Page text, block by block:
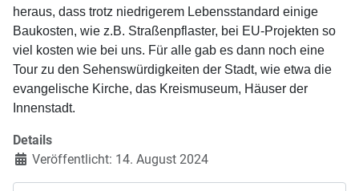
heraus, dass trotz niedrigerem Lebensstandard einige
Baukosten, wie z.B. Straßenpflaster, bei EU-Projekten so
viel kosten wie bei uns. Für alle gab es dann noch eine
Tour zu den Sehenswürdigkeiten der Stadt, wie etwa die
evangelische Kirche, das Kreismuseum, Häuser der
Innenstadt.
Details
Veröffentlicht: 14. August 2024